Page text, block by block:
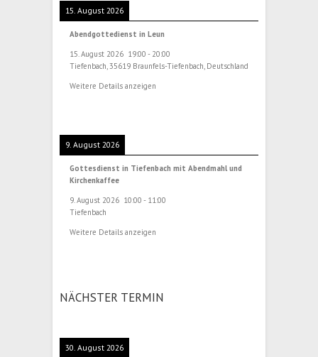
15. August 2026
Abendgottedienst in Leun
15. August 2026 19:00 - 20:00
Tiefenbach, 35619 Braunfels-Tiefenbach, Deutschland
Weitere Details anzeigen
9. August 2026
Gottesdienst in Tiefenbach mit Abendmahl und
Kirchenkaffee
9. August 2026 10:00 - 11:00
Tiefenbach
Weitere Details anzeigen
NÄCHSTER TERMIN
30. August 2026